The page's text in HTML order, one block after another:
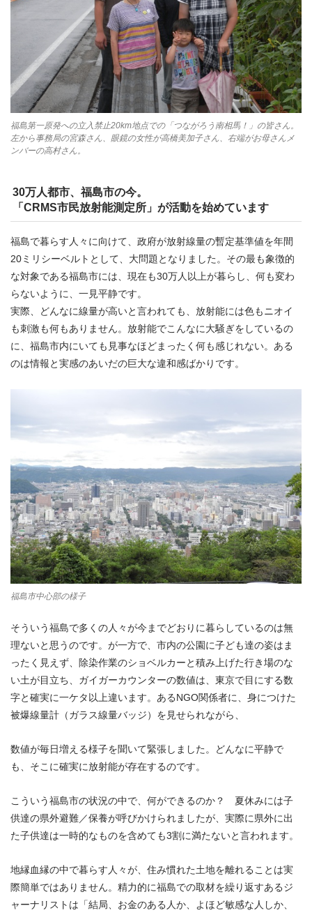
福島第一原発への立入禁止20km地点での「つながろう南相馬！」の皆さん。
左から事務局の宮森さん、眼鏡の女性が高橋美加子さん、右端がお母さんメ
ンバーの高村さん。
30万人都市、福島市の今。
「CRMS市民放射能測定所」が活動を始めています
福島で暮らす人々に向けて、政府が放射線量の暫定基準値を年間
20ミリシーベルトとして、大問題となりました。その最も象徴的
な対象である福島市には、現在も30万人以上が暮らし、何も変わ
らないように、一見平静です。
実際、どんなに線量が高いと言われても、放射能には色もニオイ
も刺激も何もありません。放射能でこんなに大騒ぎをしているの
に、福島市内にいても見事なほどまったく何も感じれない。ある
のは情報と実感のあいだの巨大な違和感ばかりです。
福島市中心部の様子
そういう福島で多くの人々が今までどおりに暮らしているのは無
理ないと思うのです。が一方で、市内の公園に子ども達の姿はま
ったく見えず、除染作業のショベルカーと積み上げた行き場のな
い土が目立ち、ガイガーカウンターの数値は、東京で目にする数
字と確実に一ケタ以上違います。あるNGO関係者に、身につけた
被爆線量計（ガラス線量バッジ）を見せられながら、
数値が毎日増える様子を聞いて緊張しました。どんなに平静で
も、そこに確実に放射能が存在するのです。
こういう福島市の状況の中で、何ができるのか？ 夏休みには子
供達の県外避難／保養が呼びかけられましたが、実際に県外に出
た子供達は一時的なものを含めても3割に満たないと言われます。
地縁血縁の中で暮らす人々が、住み慣れた土地を離れることは実
際簡単ではありません。精力的に福島での取材を繰り返すあるジ
ャーナリストは「結局、お金のある人か、よほど敏感な人しか、